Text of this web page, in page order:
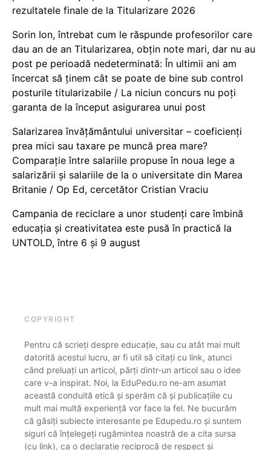
rezultatele finale de la Titularizare 2026
Sorin Ion, întrebat cum le răspunde profesorilor care
dau an de an Titularizarea, obțin note mari, dar nu au
post pe perioadă nedeterminată: În ultimii ani am
încercat să ținem cât se poate de bine sub control
posturile titularizabile / La niciun concurs nu poți
garanta de la început asigurarea unui post
Salarizarea învățământului universitar – coeficienți
prea mici sau taxare pe muncă prea mare?
Comparație între salariile propuse în noua lege a
salarizării și salariile de la o universitate din Marea
Britanie / Op Ed, cercetător Cristian Vraciu
Campania de reciclare a unor studenți care îmbină
educația și creativitatea este pusă în practică la
UNTOLD, între 6 și 9 august
COPYRIGHT
Pentru că scrieți despre educație, sau cu atât mai mult
datorită acestui lucru, ar fi util să citați cu link, atunci
când preluați un articol, părți dintr-un articol sau o idee
care v-a inspirat. Noi, la EduPedu.ro ne-am asumat
această conduită etică și sperăm că și publicațiile cu
mult mai multă experiență vor face la fel. Ne bucurăm
că găsiți subiecte interesante pe Edupedu.ro și suntem
siguri că înțelegeți rugămintea noastră de a cita sursa
(cu link), ca o declarație reciprocă de respect și